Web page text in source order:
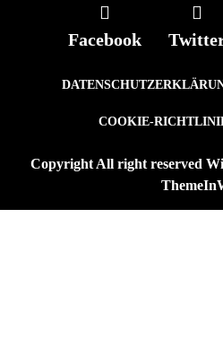
Facebook
COOKIE-
Copyright All right reserved